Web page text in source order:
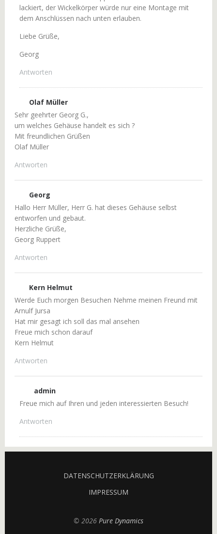
lackiert, der Wickelkörper würde nur eine Montage mit
dem Anschlüssen nach unten erlauben.
Liebe Grüße,
Georg
Antworten
Olaf Müller
Sehr geehrter Georg G.,
um welches Gehäuse handelt es sich ?
Mit freundlichen Grüßen
Olaf Müller
Antworten
Georg
Hallo Herr Müller, Herr G. hat dieses Gehäuse selbst
entworfen und gebaut.
Herzliche Grüße,
Georg Ruppert
Antworten
Kern Helmut
Werde Euch morgen Besuchen Nehme meinen Freund mit
Arnulf Jursa
Hat mir gesagt ich soll das mal ansehen
Freue mich schon darauf
Kern Helmut
Antworten
admin
Freue mich auf Ihren und jeden interessierten Besuch!
Antworten
DATENSCHUTZERKLÄRUNG
IMPRESSUM
© 2026 Pure Dynamics